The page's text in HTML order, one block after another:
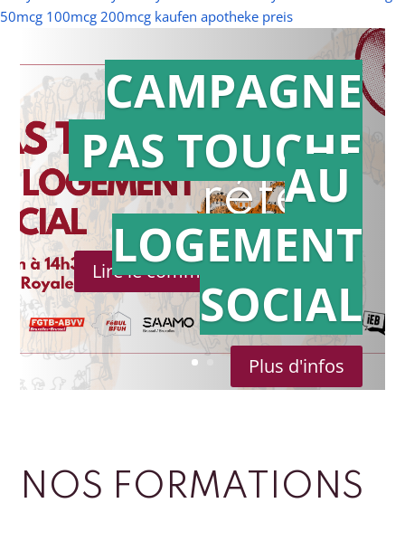
50mcg 100mcg 200mcg kaufen apotheke preis
Action en
référé
Lire le communiqué de presse
CAMPAGNE
PAS TOUCHE
AU
LOGEMENT
SOCIAL
Plus d'infos
NOS FORMATIONS